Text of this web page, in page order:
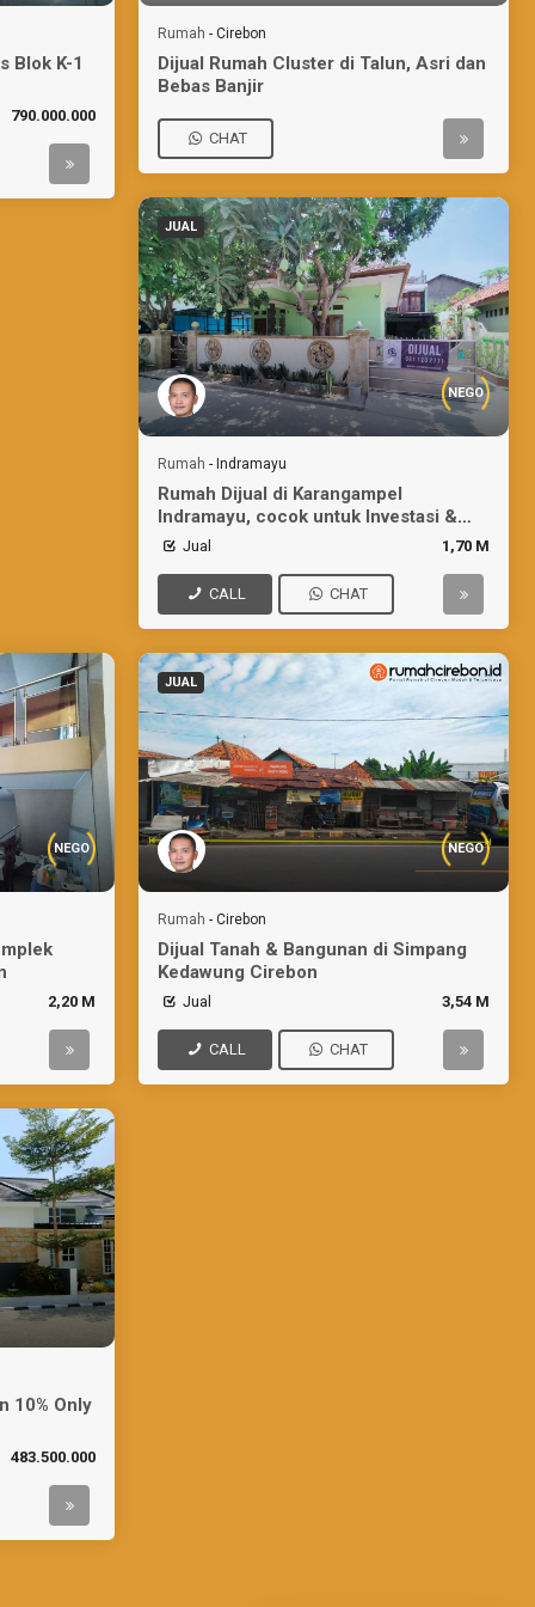
Blok K-1
790.000.000
Rumah - Cirebon
Dijual Rumah Cluster di Talun, Asri dan
Bebas Banjir
CHAT
JUAL
NEGO
Rumah - Indramayu
Rumah Dijual di Karangampel
Indramayu, cocok untuk Investasi &
Bisnis
Jual 1,70 M
CALL CHAT
NEGO
2,20 M
JUAL
NEGO
Rumah - Cirebon
Dijual Tanah & Bangunan di Simpang
Kedawung Cirebon
Jual 3,54 M
CALL CHAT
10% Only
483.500.000